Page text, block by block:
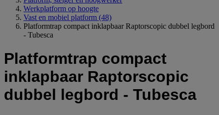
Werkplatform op hoogte
Vast en mobiel platform (48)
Platformtrap compact inklapbaar Raptorscopic dubbel legbord
- Tubesca
Platformtrap compact
inklapbaar Raptorscopic
dubbel legbord - Tubesca